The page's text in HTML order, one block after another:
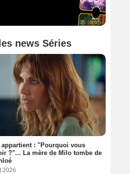
news Séries
appartient : "Pourquoi vous
?"... La mère de Milo tombe de
2026